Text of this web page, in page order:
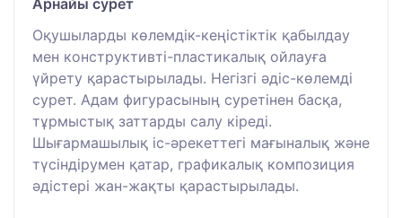
Оқушыларды көлемдік-кеңістіктік қабылдау
мен конструктивті-пластикалық ойлауға
үйрету қарастырылады. Негізгі әдіс-көлемді
сурет. Адам фигурасының суретінен басқа,
тұрмыстық заттарды салу кіреді.
Шығармашылық іс-әрекеттегі мағыналық және
түсіндірумен қатар, графикалық композиция
әдістері жан-жақты қарастырылады.